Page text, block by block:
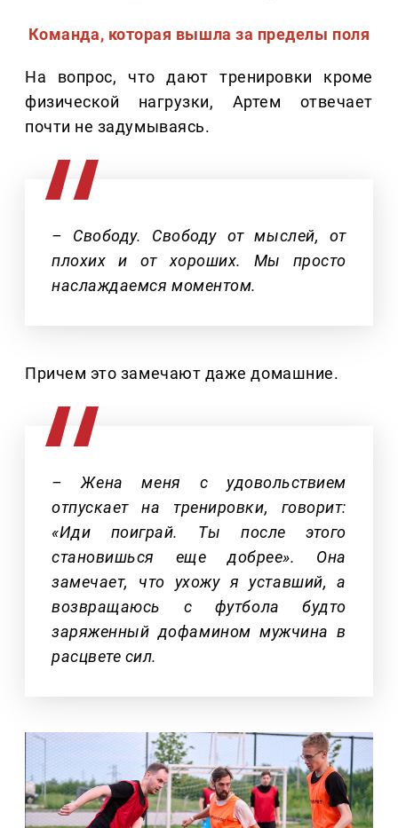
Команда, которая вышла за пределы поля
На вопрос, что дают тренировки кроме
физической нагрузки, Артем отвечает
почти не задумываясь.
– Свободу. Свободу от мыслей, от
плохих и от хороших. Мы просто
наслаждаемся моментом.
Причем это замечают даже домашние.
– Жена меня с удовольствием
отпускает на тренировки, говорит:
«Иди поиграй. Ты после этого
становишься еще добрее». Она
замечает, что ухожу я уставший, а
возвращаюсь с футбола будто
заряженный дофамином мужчина в
расцвете сил.